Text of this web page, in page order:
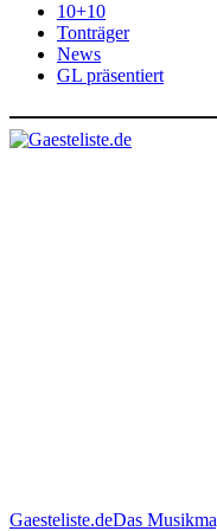
10+10
Tonträger
News
GL präsentiert
Gaesteliste.deDas